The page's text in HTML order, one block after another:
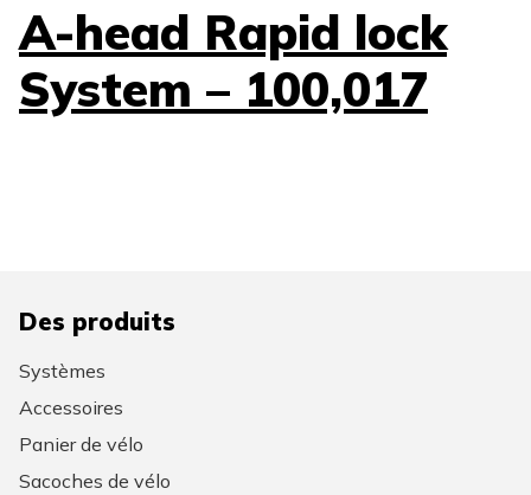
A-head Rapid lock
System – 100,017
Des produits
Systèmes
Accessoires
Panier de vélo
Sacoches de vélo